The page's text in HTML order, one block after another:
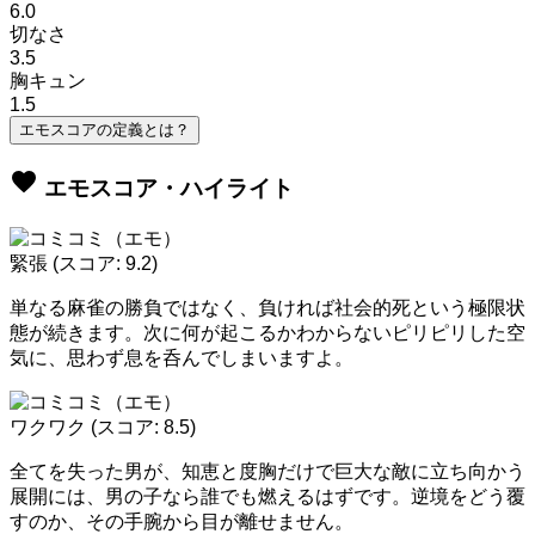
6.0
切なさ
3.5
胸キュン
1.5
エモスコアの定義とは？
favorite エモスコア・ハイライト
緊張 (スコア: 9.2)
単なる麻雀の勝負ではなく、負ければ社会的死という極限状
態が続きます。次に何が起こるかわからないピリピリした空
気に、思わず息を呑んでしまいますよ。
ワクワク (スコア: 8.5)
全てを失った男が、知恵と度胸だけで巨大な敵に立ち向かう
展開には、男の子なら誰でも燃えるはずです。逆境をどう覆
すのか、その手腕から目が離せません。